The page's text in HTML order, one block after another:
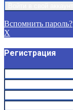
Вспомнить пароль?
X
Регистрация